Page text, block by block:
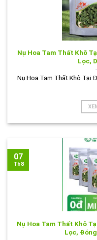
Nụ Hoa Tam Thất Khô
Lọc,
Nụ Hoa Tam Thất Khô Tại
Nụ Hoa Tam Thất Khô
Lọc,
07
Th8